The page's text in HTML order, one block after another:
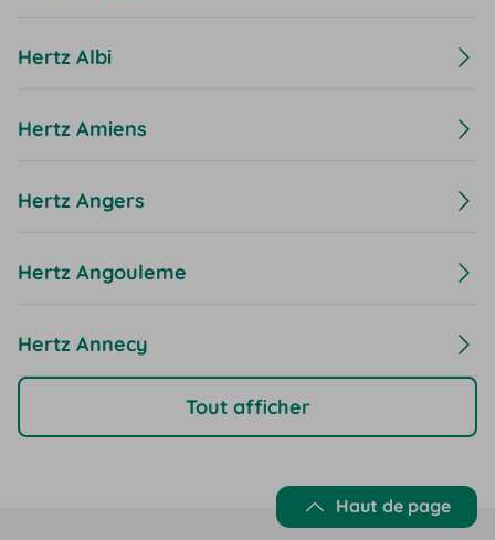
Hertz Albi
Hertz Amiens
Hertz Angers
Hertz Angouleme
Hertz Annecy
Tout afficher
Haut de page